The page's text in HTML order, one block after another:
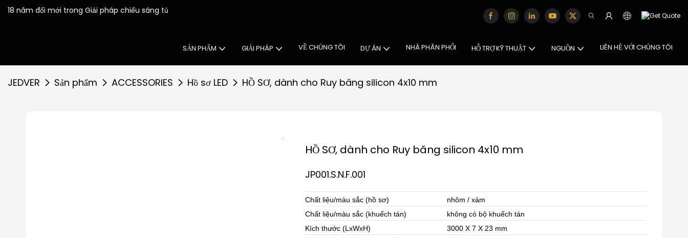
18 năm đổi mới trong Giải pháp chiếu sáng tủ
SẢN PHẨM GIẢI PHÁP VỀ CHÚNG TÔI DỰ ÁN NHÀ PHÂN PHỐI HỖ TRỢ KỸ THUẬT NGUỒN LIÊN HỆ VỚI CHÚNG TÔI
JEDVER Sản phẩm ACCESSORIES Hồ sơ LED HỒ SƠ, dành cho Ruy băng silicon 4x10 mm
HỒ SƠ, dành cho Ruy băng silicon 4x10 mm
JP001.S.N.F.001
Chất liệu/màu sắc (hồ sơ)
nhôm / xám
Chất liệu/màu sắc (khuếch tán)
không có bộ khuếch tán
Kích thước (LxWxH)
3000 X 7 X 23 mm